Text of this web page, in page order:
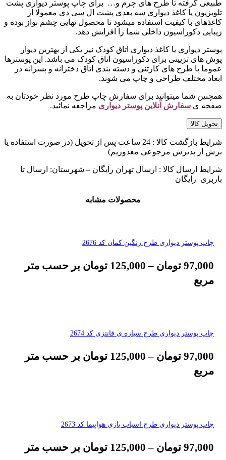
طبیعی گرفته تا طرح های چرم و… برای چاپ پوستر دیواری پشت
تلویزیون یا کاغذ دیواری سه بعدی پشت ال سی دی معمولا از
کاغذهای با کیفیت استفاده میشود تا محصول نهایی چشم نواز بوده و
زیبایی دکوراسیون داخلی شما را افزایش دهد.
پوستر دیواری یا کاغذ دیواری اتاق کودک نیز یکی از بهترین دیوار
پوش های تزیینی برای دکوراسیون اتاق کودک می باشد. این پوسترها
عموما با طرح های کارتنی و دسته بندی اتاق دخترانه و پسرانه در
ابعاد مختلف طراحی و چاپ می شوند.
همچنین شما میتوانید برای سفارش چاپ طرح مورد نظر خودتان به
صفحه ی سفارش آنلاین پوستر دیواری مراجعه نمائید.
تحویل کالا
شرایط بازگشت کالا : 24 ساعت پس از تحویل (در صورت استفاده یا
برش از پذیرش مرجوعی معذوریم)
شرایط ارسال کالا : ارسال تهران رایگان – شهرستان: ارسال تا
باربری رایگان
محصولات مشابه
چاپ پوستر دیواری طرح رنگین کمان کد 2676
97,000 تومان –
125,000 تومان بر حسب متر
مربع
چاپ پوستر دیواری طرح سیاره ی فانتزی کد 2674
97,000 تومان –
125,000 تومان بر حسب متر
مربع
چاپ پوستر دیواری طرح اسباب بازی هواپیما کد 2673
97,000 تومان –
125,000 تومان بر حسب متر